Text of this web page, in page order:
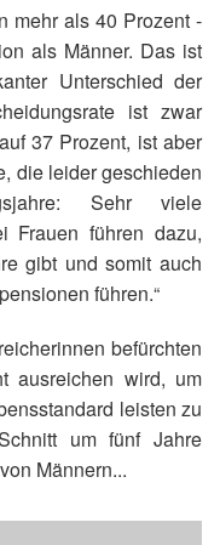
mehr als 40 Prozent -
als Männer. Das ist
Unterschied der
ist zwar
37 Prozent, ist aber
die leider geschieden
Sehr viele
Frauen führen dazu,
gibt und somit auch
führen.“
befürchten
ausreichen wird, um
leisten zu
um fünf Jahre
Männern...